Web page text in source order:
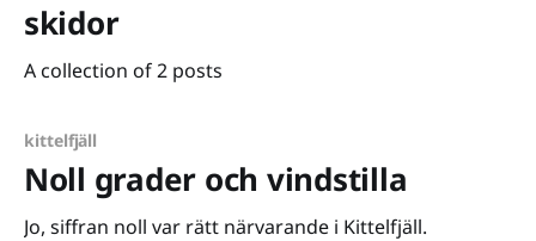
skidor
A collection of 2 posts
kittelfjäll
Noll grader och vindstilla
Jo, siffran noll var rätt närvarande i Kittelfjäll.